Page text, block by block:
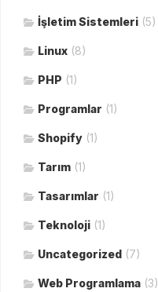
İşletim Sistemleri (5)
Linux (8)
PHP (1)
Programlar (1)
Shopify (1)
Tarım (1)
Tasarımlar (1)
Teknoloji (1)
Uncategorized (7)
Web Programlama (3)